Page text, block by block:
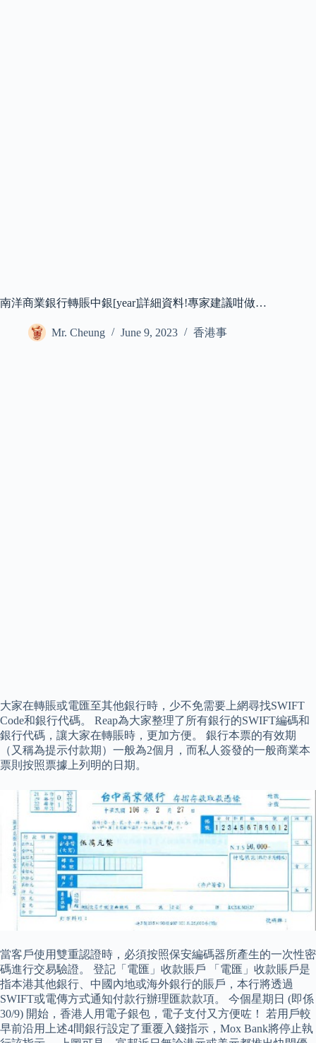
南洋商業銀行轉賬中銀[year]詳細資料!專家建議咁做…
Mr. Cheung June 9, 2023 香港事
大家在轉賬或電匯至其他銀行時，少不免需要上網尋找SWIFT
Code和銀行代碼。 Reap為大家整理了所有銀行的SWIFT編碼和
銀行代碼，讓大家在轉賬時，更加方便。 銀行本票的有效期
（又稱為提示付款期）一般為2個月，而私人簽發的一般商業本
票則按照票據上列明的日期。
當客戶使用雙重認證時，必須按照保安編碼器所產生的一次性密
碼進行交易驗證。 登記「電匯」收款賬戶 「電匯」收款賬戶是
指本港其他銀行、中國內地或海外銀行的賬戶，本行將透過
SWIFT或電傳方式通知付款行辦理匯款款項。 今個星期日 (即係
30/9) 開始，香港人用電子銀包，電子支付又方便咗！ 若用戶較
早前沿用上述4間銀行設定了重覆入錢指示，Mox Bank將停止執